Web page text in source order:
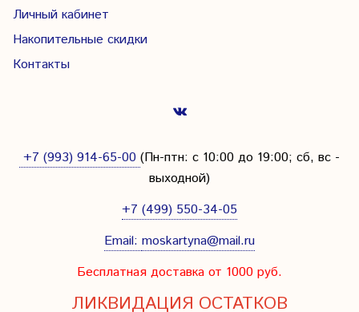
Личный кабинет
Накопительные скидки
Контакты
+7 (993) 914-65-00 (Пн-птн: с 10:00 до 19:00; сб, вс -
выходной)
+7 (499) 550-34-05
Email: moskartyna@mail.ru
Бесплатная доставка от 1000 руб.
ЛИКВИДАЦИЯ ОСТАТКОВ